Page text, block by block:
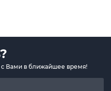
с Вами в ближайшее время!